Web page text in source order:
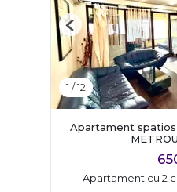
1 /12
Previous
Apartament
Apartament cu 2